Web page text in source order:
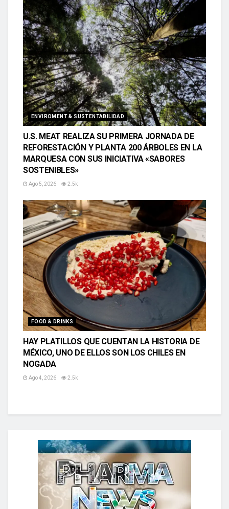
ENVIROMENT & SUSTENTABILIDAD
U.S. MEAT REALIZA SU PRIMERA JORNADA DE
REFORESTACIÓN Y PLANTA 200 ÁRBOLES EN LA
MARQUESA CON SUS INICIATIVA «SABORES
SOSTENIBLES»
Ago 5, 2026 2.5k
FOOD & DRINKS
HAY PLATILLOS QUE CUENTAN LA HISTORIA DE
MÉXICO, UNO DE ELLOS SON LOS CHILES EN
NOGADA
Ago 4, 2026 2.5k